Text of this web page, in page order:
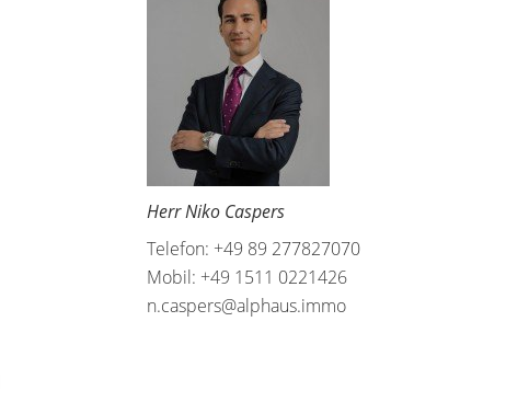
Herr Niko Caspers
Telefon: +49 89 277827070
Mobil: +49 1511 0221426
n.caspers@alphaus.immo